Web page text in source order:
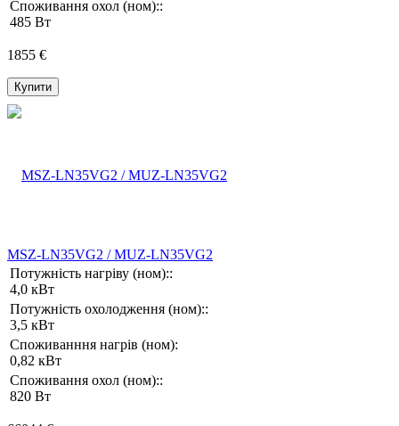
Споживання охол (ном)::
485 Вт
1855 €
Купити
MSZ-LN35VG2 / MUZ-LN35VG2
Потужність нагріву (ном)::
4,0 кВт
Потужність охолодження (ном)::
3,5 кВт
Споживанння нагрів (ном):
0,82 кВт
Споживання охол (ном)::
820 Вт